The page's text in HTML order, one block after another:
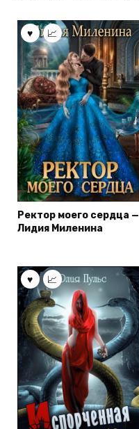
Ректор моего сердца —
Лидия Миленина